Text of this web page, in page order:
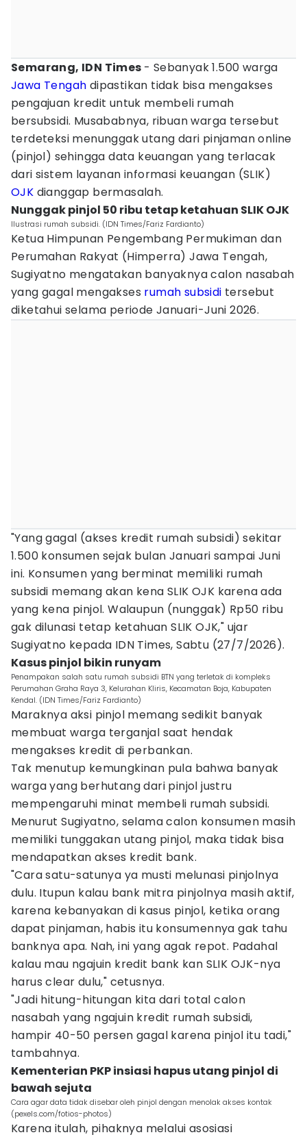
Semarang, IDN Times - Sebanyak 1.500 warga
Jawa Tengah dipastikan tidak bisa mengakses
pengajuan kredit untuk membeli rumah
bersubsidi. Musababnya, ribuan warga tersebut
terdeteksi menunggak utang dari pinjaman online
(pinjol) sehingga data keuangan yang terlacak
dari sistem layanan informasi keuangan (SLIK)
OJK dianggap bermasalah.
Nunggak pinjol 50 ribu tetap ketahuan SLIK OJK
Ilustrasi rumah subsidi. (IDN Times/Fariz Fardianto)
Ketua Himpunan Pengembang Permukiman dan
Perumahan Rakyat (Himperra) Jawa Tengah,
Sugiyatno mengatakan banyaknya calon nasabah
yang gagal mengakses rumah subsidi tersebut
diketahui selama periode Januari-Juni 2026.
"Yang gagal (akses kredit rumah subsidi) sekitar
1.500 konsumen sejak bulan Januari sampai Juni
ini. Konsumen yang berminat memiliki rumah
subsidi memang akan kena SLIK OJK karena ada
yang kena pinjol. Walaupun (nunggak) Rp50 ribu
gak dilunasi tetap ketahuan SLIK OJK," ujar
Sugiyatno kepada IDN Times, Sabtu (27/7/2026).
Kasus pinjol bikin runyam
Penampakan salah satu rumah subsidi BTN yang terletak di kompleks
Perumahan Graha Raya 3, Kelurahan Kliris, Kecamatan Boja, Kabupaten
Kendal. (IDN Times/Fariz Fardianto)
Maraknya aksi pinjol memang sedikit banyak
membuat warga terganjal saat hendak
mengakses kredit di perbankan.
Tak menutup kemungkinan pula bahwa banyak
warga yang berhutang dari pinjol justru
mempengaruhi minat membeli rumah subsidi.
Menurut Sugiyatno, selama calon konsumen masih
memiliki tunggakan utang pinjol, maka tidak bisa
mendapatkan akses kredit bank.
"Cara satu-satunya ya musti melunasi pinjolnya
dulu. Itupun kalau bank mitra pinjolnya masih aktif,
karena kebanyakan di kasus pinjol, ketika orang
dapat pinjaman, habis itu konsumennya gak tahu
banknya apa. Nah, ini yang agak repot. Padahal
kalau mau ngajuin kredit bank kan SLIK OJK-nya
harus clear dulu," cetusnya.
"Jadi hitung-hitungan kita dari total calon
nasabah yang ngajuin kredit rumah subsidi,
hampir 40-50 persen gagal karena pinjol itu tadi,"
tambahnya.
Kementerian PKP insiasi hapus utang pinjol di
bawah sejuta
Cara agar data tidak disebar oleh pinjol dengan menolak akses kontak
(pexels.com/fotios-photos)
Karena itulah, pihaknya melalui asosiasi